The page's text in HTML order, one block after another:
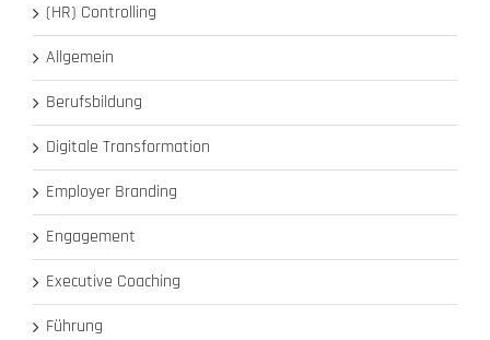
(HR) Controlling
Allgemein
Berufsbildung
Digitale Transformation
Employer Branding
Engagement
Executive Coaching
Führung